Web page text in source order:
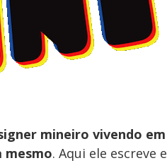
mineiro vivendo em
mesmo. Aqui ele escreve e